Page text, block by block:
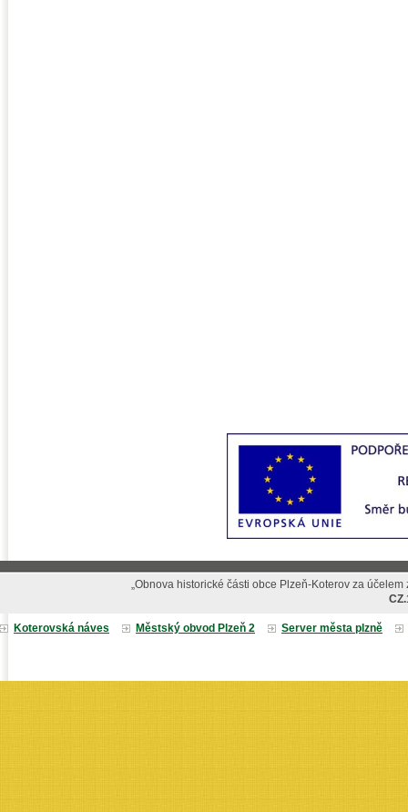
„Obnova historické části obce Plzeň-Koterov za
Koterovská náves Městský obvod Plzeň 2 Server města plzně